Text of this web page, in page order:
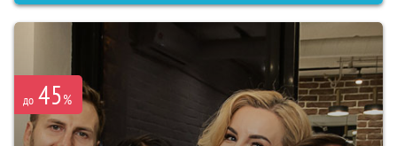
до 45%